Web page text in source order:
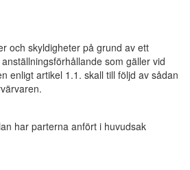
och skyldigheter på grund av ett
som gäller vid
enligt artikel 1.1. skall till följd av sådan
har parterna anfört i huvudsak